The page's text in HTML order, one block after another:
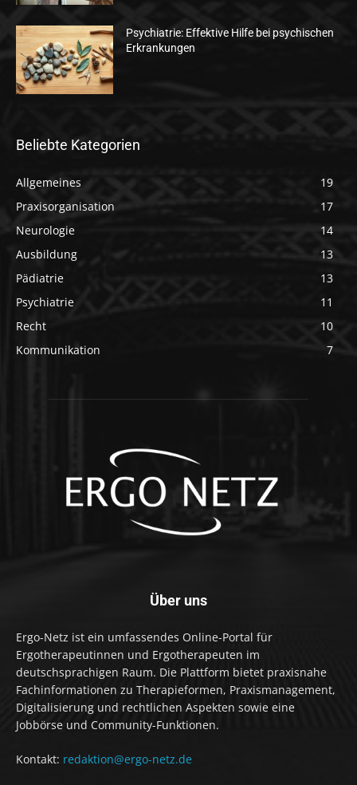
Psychiatrie: Effektive Hilfe bei psychischen
Erkrankungen
Beliebte Kategorien
Allgemeines
19
Praxisorganisation
17
Neurologie
14
Ausbildung
13
Pädiatrie
13
Psychiatrie
11
Recht
10
Kommunikation
7
Über uns
Ergo-Netz ist ein umfassendes Online-Portal für
Ergotherapeutinnen und Ergotherapeuten im
deutschsprachigen Raum. Die Plattform bietet praxisnahe
Fachinformationen zu Therapieformen, Praxismanagement,
Digitalisierung und rechtlichen Aspekten sowie eine
Jobbörse und Community-Funktionen.
Kontakt: redaktion@ergo-netz.de